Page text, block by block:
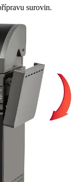
surovin.